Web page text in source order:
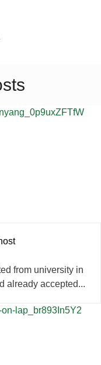
from university in
already accepted...